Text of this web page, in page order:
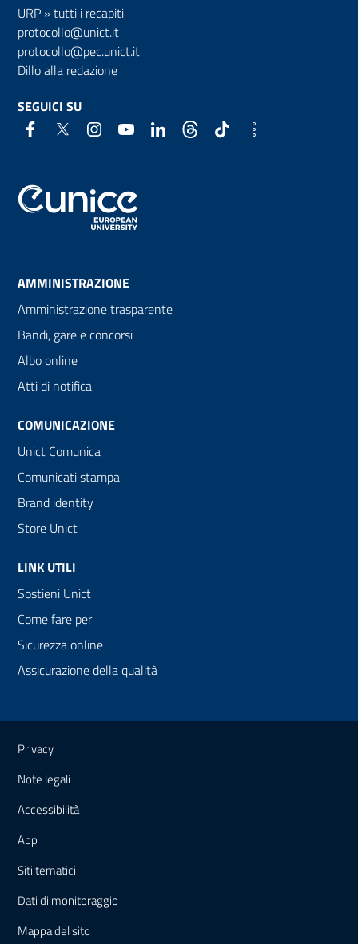
URP »tutti i recapiti
protocollo@unict.it
protocollo@pec.unict.it
Dillo alla redazione
SEGUICI SU
AMMINISTRAZIONE
Amministrazione trasparente
Bandi, gare e concorsi
Albo online
Atti di notifica
COMUNICAZIONE
Unict Comunica
Comunicati stampa
Brand identity
Store Unict
LINK UTILI
Sostieni Unict
Come fare per
Sicurezza online
Assicurazione della qualità
Link e informazioni utili
Privacy
Note legali
Accessibilità
App
Siti tematici
Dati di monitoraggio
Mappadel sito